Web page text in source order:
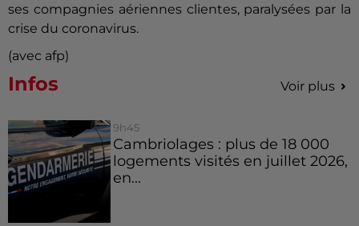
ses compagnies aériennes clientes, paralysées par la
crise du coronavirus.
(avec afp)
Infos Voir plus
9h45
Cambriolages : plus de 18 000
logements visités en juillet 2026,
en...